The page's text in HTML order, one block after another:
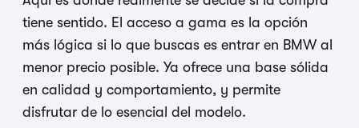
tiene sentido. El acceso a gama es la opción
más lógica si lo que buscas es entrar en BMW al
menor precio posible. Ya ofrece una base sólida
en calidad y comportamiento, y permite
disfrutar de lo esencial del modelo.